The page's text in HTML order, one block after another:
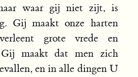
waar gij niet zijt, is
Gij maakt onze harten
grote vrede en
Gij maakt dat men zich
en in alle dingen U